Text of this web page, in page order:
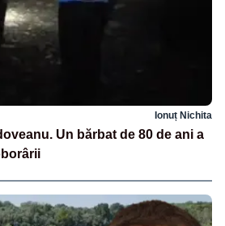
Ionuț Nichita
Un bărbat de 80 de ani a